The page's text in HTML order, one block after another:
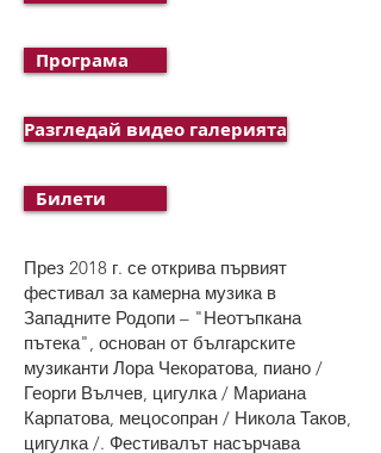
Програма
Разгледай видео галерията
Билети
През 2018 г. се открива първият
фестивал за камерна музика в
Западните Родопи – "Неотъпкана
пътека", основан от българските
музиканти Лора Чекоратова, пиано /
Георги Вълчев, цигулка / Мариана
Карпатова, мецосопран / Никола Таков,
цигулка /. Фестивалът насърчава